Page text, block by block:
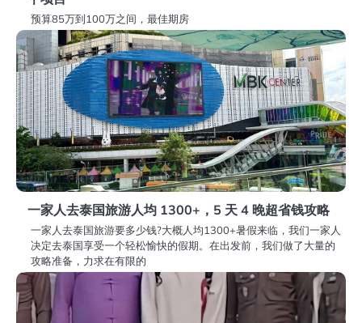
预算85万到100万之间，最佳期房
一家人去泰国旅游人均 1300+，5 天 4 晚超省钱攻略
一家人去泰国旅游要多少钱?大概人均1300+暑假来临，我们一家人
决定去泰国享受一个轻松愉快的假期。在出发前，我们做了大量的
攻略准备，力求在有限的